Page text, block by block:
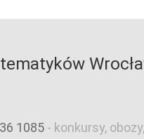
1085 - konkursy,